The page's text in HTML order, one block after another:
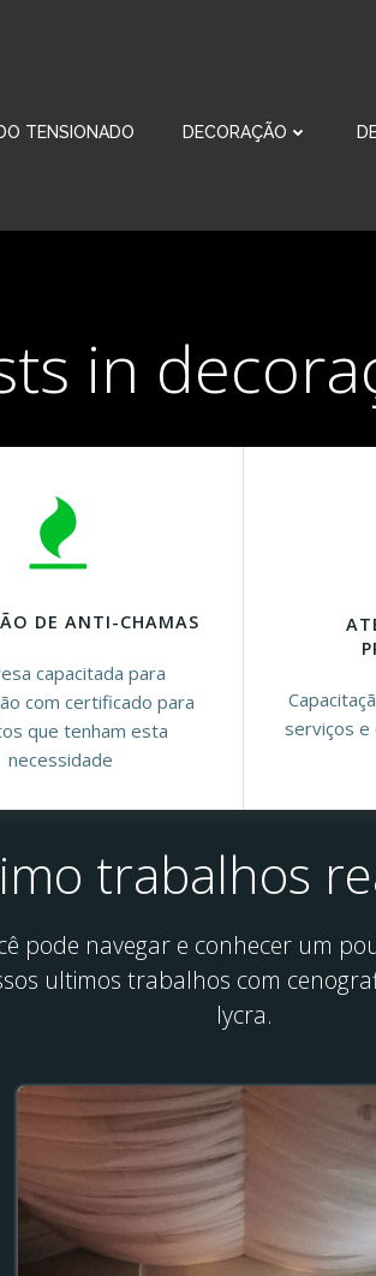
TENSIONADO DECORAÇÃO
in
DE ANTI-CHAMAS
capacitada para
com certificado para
que tenham esta
necessidade
serviços e
trabalhos
pode navegar e conhecer um
ultimos trabalhos com
lycra.